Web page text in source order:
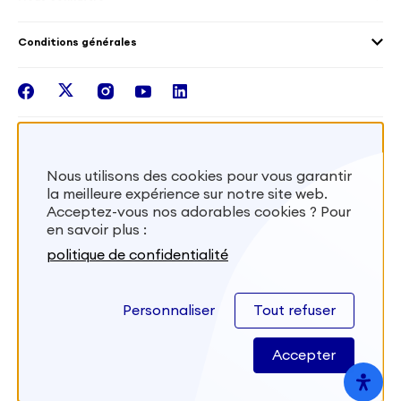
Santé
Les missions de France Volontaires
Intégrer nos équipes
Conditions générales
facebook
twitterinstagram
youtubelinkedin
S'inscrire
Besoin d’aide? Visitez notre foire aux
Nous utilisons des cookies pour vous garantir
la meilleure expérience sur notre site web.
Acceptez-vous nos adorables cookies ? Pour
en savoir plus :
politique de confidentialité
Personnaliser Tout refuser
Accepter